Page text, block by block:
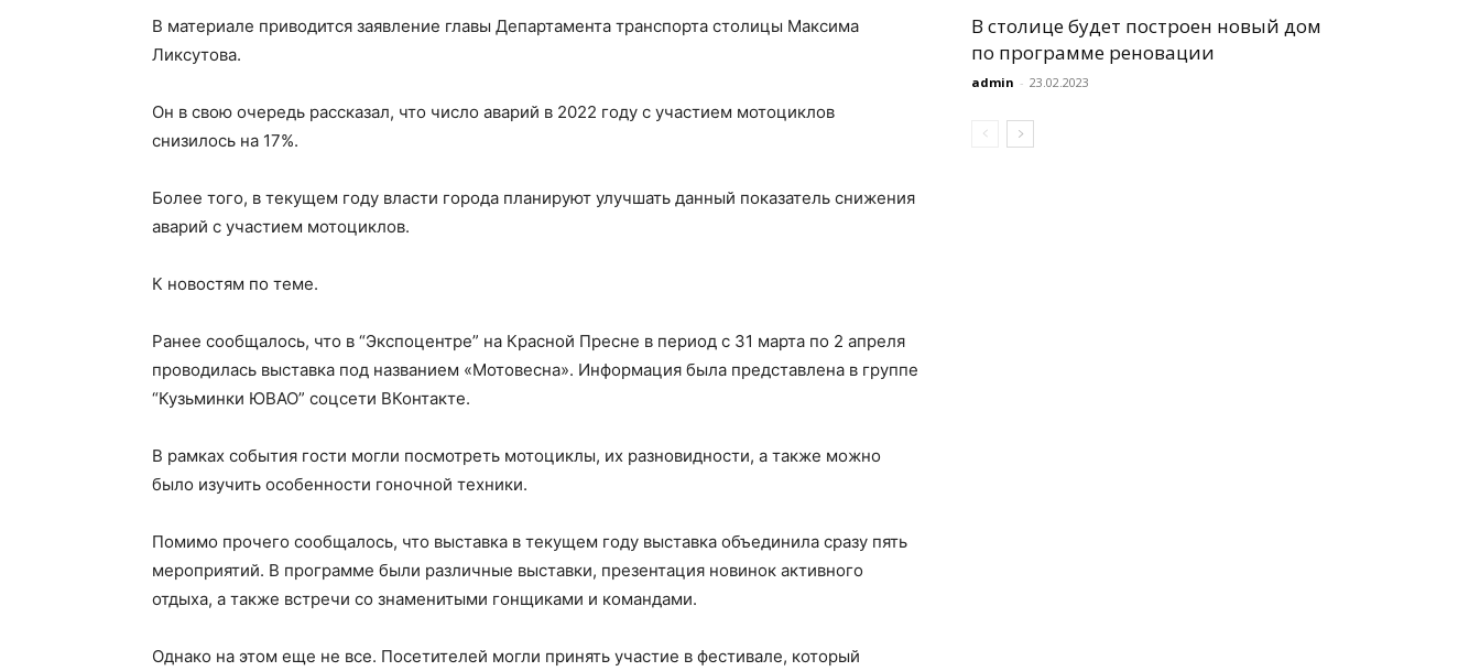
В материале приводится заявление главы Департамента транспорта столицы Максима
Ликсутова.
Он в свою очередь рассказал, что число аварий в 2022 году с участием мотоциклов
снизилось на 17%.
Более того, в текущем году власти города планируют улучшать данный показатель снижения
аварий с участием мотоциклов.
К новостям по теме.
Ранее сообщалось, что в “Экспоцентре” на Красной Пресне в период с 31 марта по 2 апреля
проводилась выставка под названием «Мотовесна». Информация была представлена в группе
“Кузьминки ЮВАО” соцсети ВКонтакте.
В рамках события гости могли посмотреть мотоциклы, их разновидности, а также можно
было изучить особенности гоночной техники.
Помимо прочего сообщалось, что выставка в текущем году выставка объединила сразу пять
мероприятий. В программе были различные выставки, презентация новинок активного
отдыха, а также встречи со знаменитыми гонщиками и командами.
Однако на этом еще не все. Посетителей могли принять участие в фестивале, который
В столице будет построен новый дом
по программе реновации
admin - 23.02.2023